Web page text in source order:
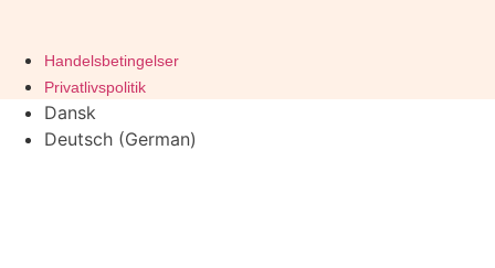
Handelsbetingelser
Privatlivspolitik
Dansk
Deutsch (German)